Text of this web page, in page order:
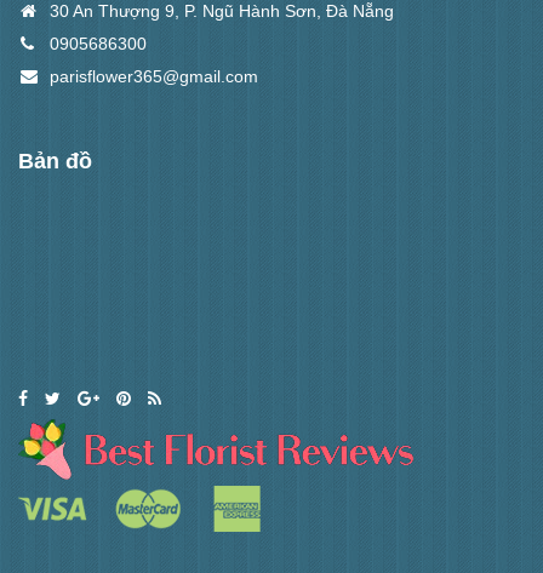
30 An Thượng 9, P. Ngũ Hành Sơn, Đà Nẵng
0905686300
parisflower365@gmail.com
Bản đồ